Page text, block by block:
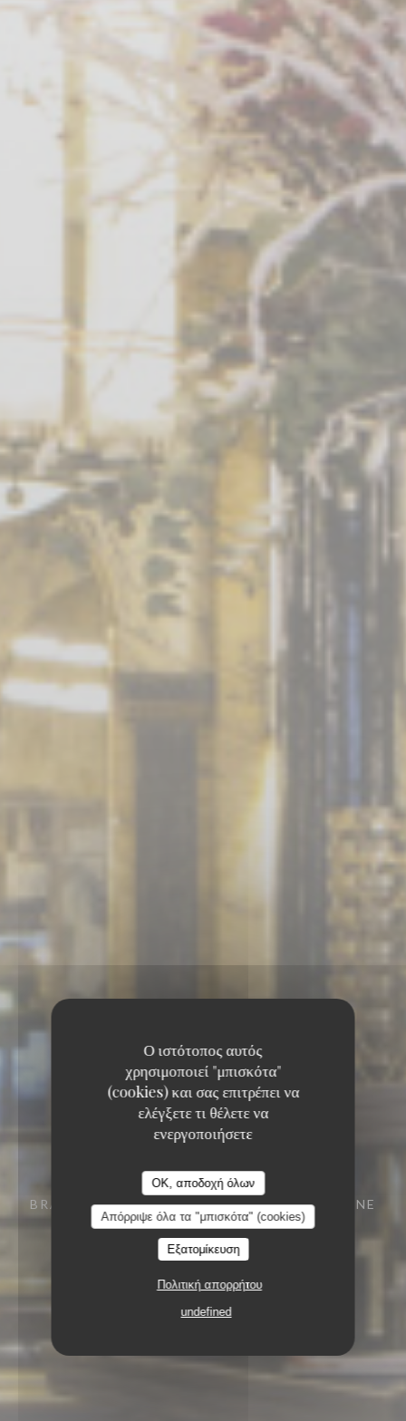
Ο ιστότοπος αυτός
χρησιμοποιεί "μπισκότα"
(cookies) και σας επιτρέπει να
ελέγξετε τι θέλετε να
ενεργοποιήσετε
OK, αποδοχή όλων
Απόρριψε όλα τα "μπισκότα" (cookies)
Εξατομίκευση
Πολιτική απορρήτου
undefined
BRASSERIE - RESTAURANT
29 RUE VIVIENNE
75002 PARIS